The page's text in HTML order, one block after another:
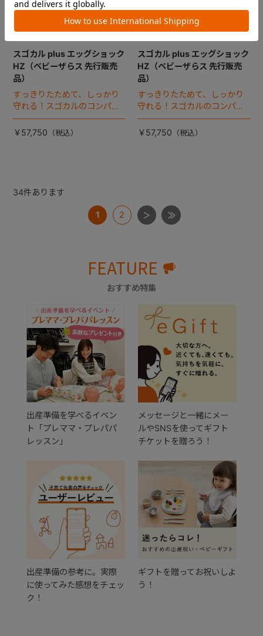
スゴカル plus エッグショック
HZ（ベビーザらス 先行販売
品）
すっきりたためて、しっかり
守れる！スゴカルのコンパク
トモデル。
￥57,750
スゴカル plus エッグショック
HZ（ベビーザらス 先行販売
品）
すっきりたためて、しっかり
守れる！スゴカルのコンパク
トモデル。
￥57,750
34件あります
1 2
FEATURE
おすすめ特集
出産準備を学べるイベン
ト「プレママ・プレパパ
レッスン」
メッセージと一緒にメー
ルやSNSを使ってギフト
チケットを贈ろう！
出産準備の参考に。実際
に使ってみた感想をチェッ
ク！
ギフトを贈ってお祝いしよ
う！